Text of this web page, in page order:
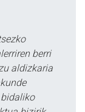
berri
aldizkaria